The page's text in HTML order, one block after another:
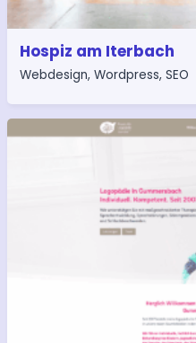
Hospiz am Iterbach
Webdesign, Wordpress, SEO